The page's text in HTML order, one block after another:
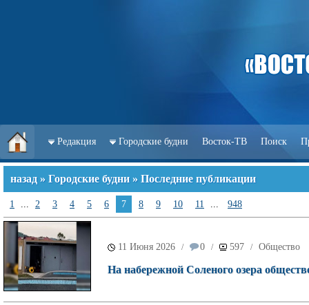
Редакция Городские будни Восток-ТВ Поиск
назад » Городские будни » Последние публикации
1 ... 2 3 4 5 6 7 8 9 10 11 ... 948
11 Июня 2026 / 0 / 597 / Общество
На набережной Соленого озера